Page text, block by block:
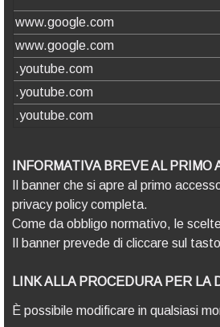
www.google.com
www.google.com
.youtube.com
.youtube.com
.youtube.com
INFORMATIVA BREVE AL
Il banner che si apre al primo
privacy policy completa.
Come da obbligo normativo, le
Il banner prevede di cliccare sul
LINK ALLA PROCEDURA PER
È possibile modificare in qualsiasi